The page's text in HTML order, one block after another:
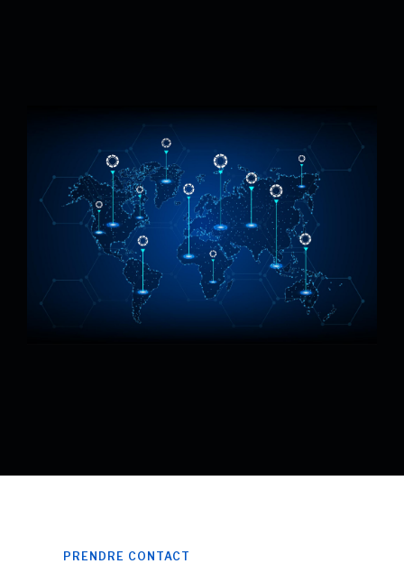
PRENDRE CONTACT